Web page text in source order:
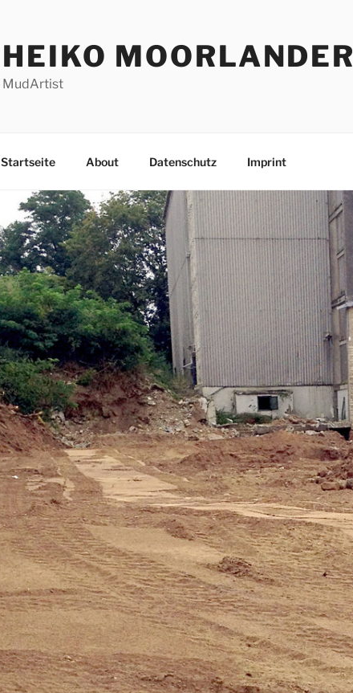
HEIKO MOORLANDER
MudArtist
Startseite About Datenschutz Imprint